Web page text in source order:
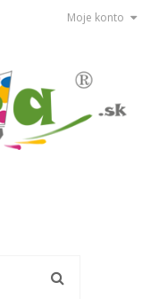
Moje konto